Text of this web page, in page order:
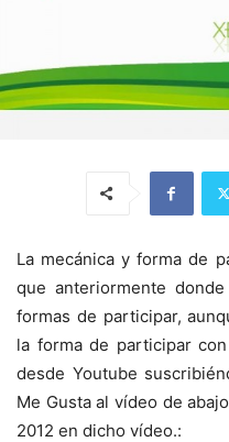
La mecánica y forma de
que anteriormente
formas de participar,
la forma de participar
desde Youtube
Me Gusta al vídeo de
2012 en dicho vídeo.: